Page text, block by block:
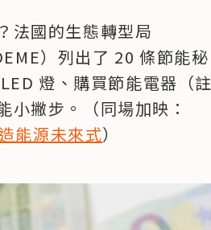
法國的生態轉型局
）列出了 20 條節能秘
燈、購買節能電器（註
撇步。（同場加映：
能源未來式）